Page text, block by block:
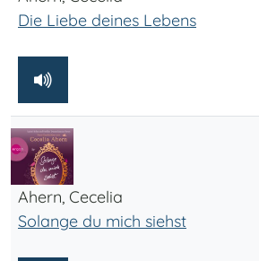
Die Liebe deines Lebens
Ahern, Cecelia
Solange du mich siehst